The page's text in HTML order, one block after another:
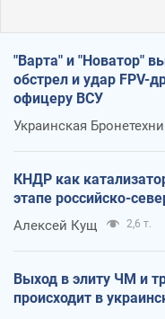
"Варта" и "Новатор"
обстрел и удар FPV-
офицеру ВСУ
Украинская
КНДР как
этапе российско-
Алексей Кущ 2,6 т.
Выход в элиту ЧМ и
происходит в